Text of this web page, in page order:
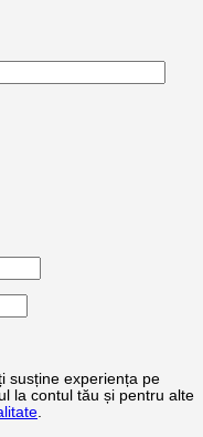
susține experiența pe
la contul tău și pentru alte
.